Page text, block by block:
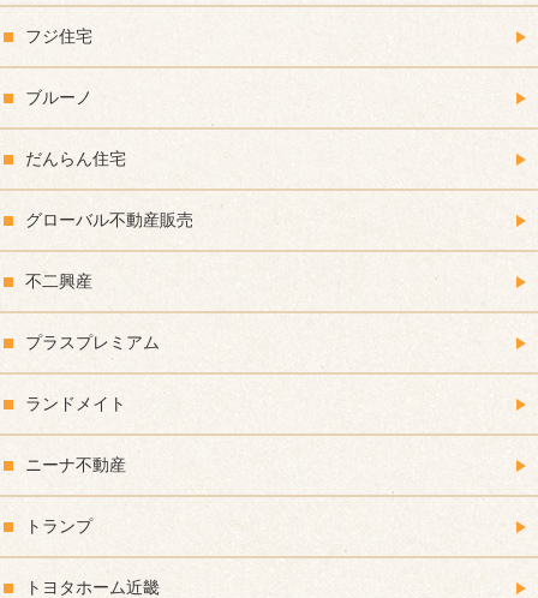
フジ住宅
ブルーノ
だんらん住宅
グローバル不動産販売
不二興産
プラスプレミアム
ランドメイト
ニーナ不動産
トランプ
トヨタホーム近畿